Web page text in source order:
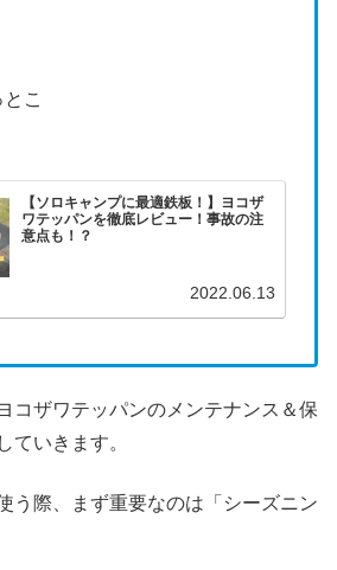
こ
【ソロキャンプに最適鉄板！】ヨコザ
ワテッパンを徹底レビュー！事故の注
意点も！？
2022.06.13
コザワテッパンのメンテナンス＆保
ていきます。
う際、まず重要なのは「シーズニン